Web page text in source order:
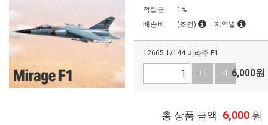
적립금
1%
배송비
(조건) 지역별
12665 1/144 미라주 F1
+1 -1 6,000원
총 상품 금액 6,000 원